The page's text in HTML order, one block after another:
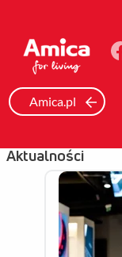
Amica.pl
Aktualności